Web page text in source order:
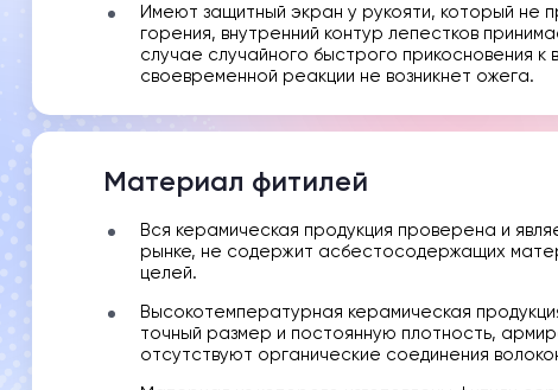
Имеют защитный экран у рукояти, который не
горения, внутренний контур лепестков
случае случайного быстрого прикосновения к
своевременной реакции не возникнет ожега.
Материал фитилей
Вся керамическая продукция проверена и
рынке, не содержит асбестосодержащих
целей.
Высокотемпературная керамическая
точный размер и постоянную плотность,
отсутствуют органические соединения